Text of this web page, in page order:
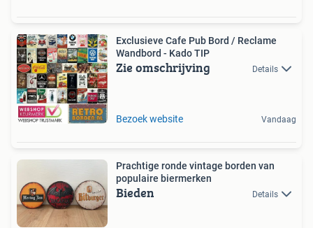
Exclusieve Cafe Pub Bord / Reclame
Wandbord - Kado TIP
Zie omschrijving Details
Bezoek website Vandaag
Prachtige ronde vintage borden van
populaire biermerken
Bieden Details